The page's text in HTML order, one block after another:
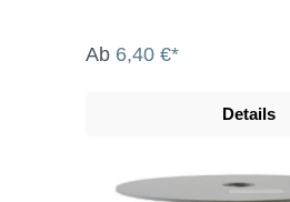
Eigenschaften silikonfrei universell einsetzbar
Chemikalienbeständigkeit
Ab 6,40 €*
Details